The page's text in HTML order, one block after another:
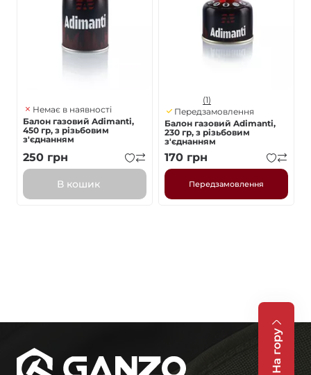
Немає в наявності
Балон газовий Adimanti,
450 гр, з різьбовим
з'єднанням
250 грн
В кошик
(1)
Передзамовлення
Балон газовий Adimanti,
230 гр, з різьбовим
з'єднанням
170 грн
Передзамовлення
На гору